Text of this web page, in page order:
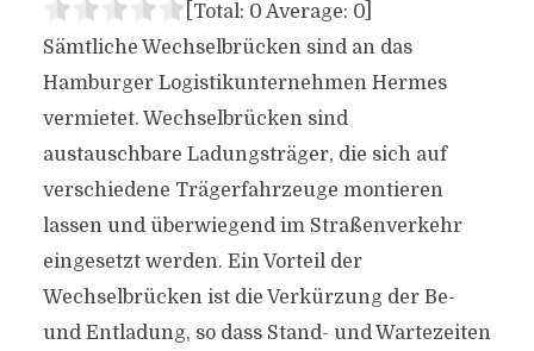
[Total: 0 Average: 0]
Sämtliche Wechselbrücken sind an das
Hamburger Logistikunternehmen Hermes
vermietet. Wechselbrücken sind
austauschbare Ladungsträger, die sich auf
verschiedene Trägerfahrzeuge montieren
lassen und überwiegend im Straßenverkehr
eingesetzt werden. Ein Vorteil der
Wechselbrücken ist die Verkürzung der Be-
und Entladung, so dass Stand- und Wartezeiten